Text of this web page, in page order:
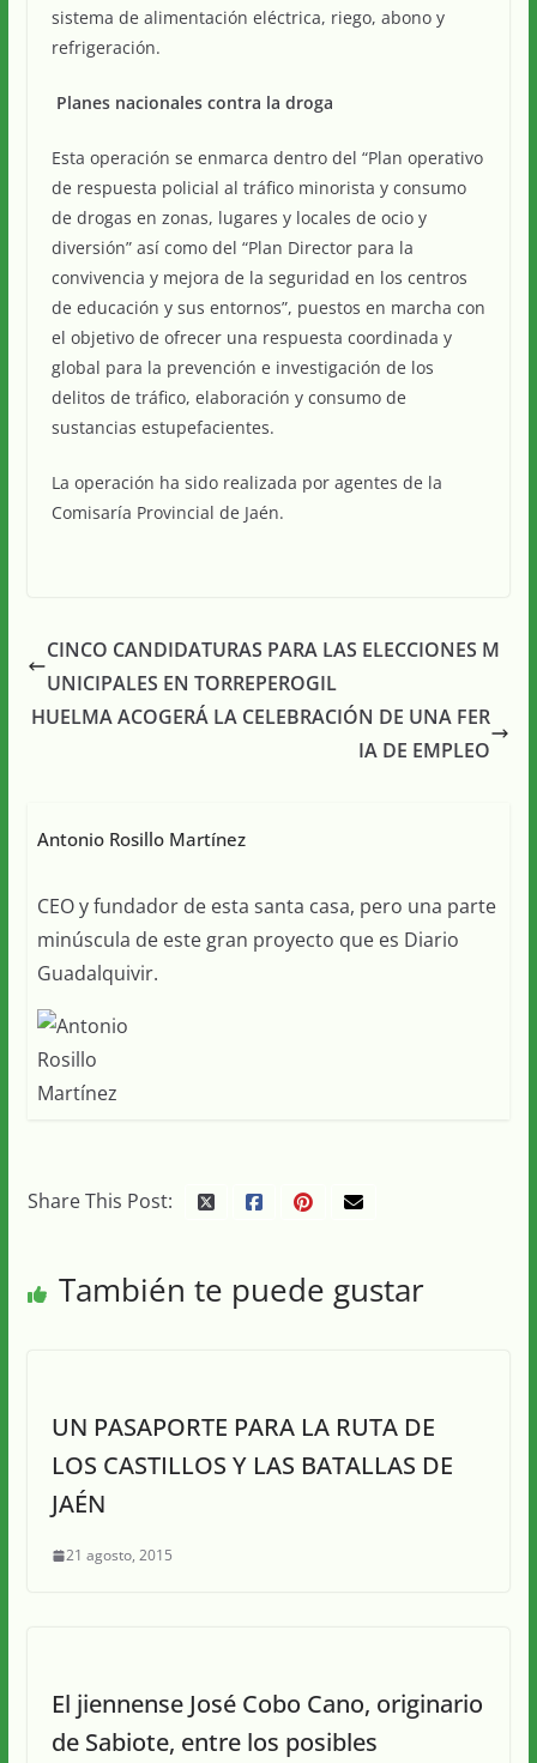
sistema de alimentación eléctrica, riego, abono y
refrigeración.
Planes nacionales contra la droga
Esta operación se enmarca dentro del “Plan operativo
de respuesta policial al tráfico minorista y consumo
de drogas en zonas, lugares y locales de ocio y
diversión” así como del “Plan Director para la
convivencia y mejora de la seguridad en los centros
de educación y sus entornos”, puestos en marcha con
el objetivo de ofrecer una respuesta coordinada y
global para la prevención e investigación de los
delitos de tráfico, elaboración y consumo de
sustancias estupefacientes.
La operación ha sido realizada por agentes de la
Comisaría Provincial de Jaén.
CINCO CANDIDATURAS PARA LAS ELECCIONES M
UNICIPALES EN TORREPEROGIL
HUELMA ACOGERÁ LA CELEBRACIÓN DE UNA FER
IA DE EMPLEO
Antonio Rosillo Martínez
CEO y fundador de esta santa casa, pero una parte
minúscula de este gran proyecto que es Diario
Guadalquivir.
Share This Post:
También te puede gustar
UN PASAPORTE PARA LA RUTA DE
LOS CASTILLOS Y LAS BATALLAS DE
JAÉN
21 agosto, 2015
El jiennense José Cobo Cano, originario
de Sabiote, entre los posibles